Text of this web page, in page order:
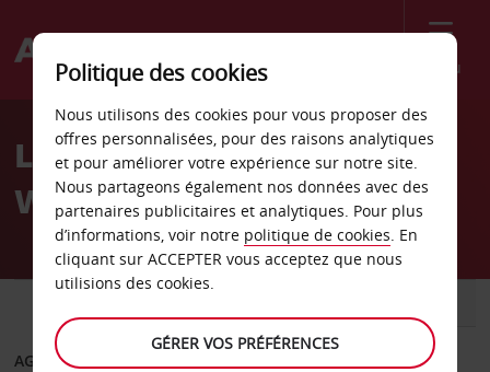
Menu
Welcome
AvisLocation de voiture
Wilmington
AGENCE DE DÉPART
Politique des cookies
Nous utilisons des cookies pour vous proposer des
offres personnalisées, pour des raisons analytiques
et pour améliorer votre expérience sur notre site.
Nous partageons également nos données avec des
partenaires publicitaires et analytiques. Pour plus
d’informations, voir notre politique de cookies. En
cliquant sur ACCEPTER vous acceptez que nous
utilisions des cookies.
GÉRER VOS PRÉFÉRENCES